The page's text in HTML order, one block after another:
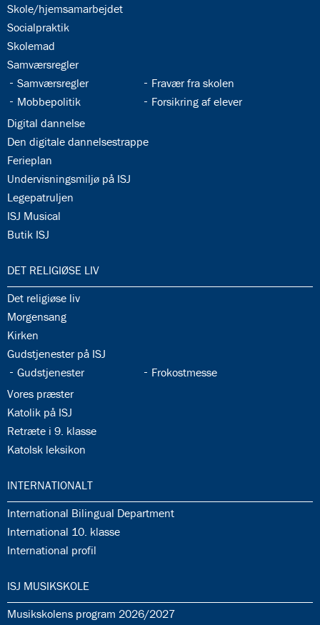
34.3:
Skole/hjemsamarbejdet
34.4:
Socialpraktik
34.5:
Skolemad
34.6:
Samværsregler
34.7:
Samværsregler 34.8:
Fravær fra skolen
34.9:
Mobbepolitik 34.10:
Forsikring af elever
34.11:
Digital dannelse
34.12:
Den digitale dannelsestrappe
34.13:
Ferieplan
34.14:
Undervisningsmiljø på ISJ
34.15:
Legepatruljen
34.16:
ISJ Musical
34.17:
Butik ISJ
35.0:
DET RELIGIØSE LIV
35.1:
Det religiøse liv
35.2:
Morgensang
35.3:
Kirken
35.4:
Gudstjenester på ISJ
35.5:
Gudstjenester 35.6:
Frokostmesse
35.7:
Vores præster
35.8:
Katolik på ISJ
35.9:
Retræte i 9. klasse
35.10:
Katolsk leksikon
36.0:
INTERNATIONALT
36.1:
International Bilingual Department
36.2:
International 10. klasse
36.3:
International profil
37.0:
ISJ MUSIKSKOLE
37.1:
Musikskolens program 2026/2027